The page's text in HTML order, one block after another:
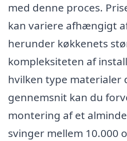
med denne proces.
kan variere afhængigt
herunder køkkenets
kompleksiteten af
hvilken type materialer
gennemsnit kan du
montering af et
svinger mellem 10.000